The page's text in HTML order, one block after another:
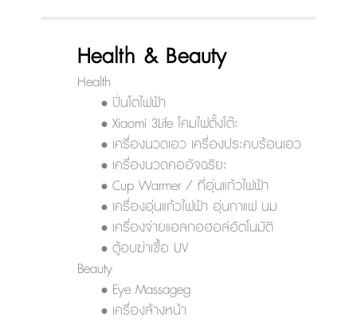
Health & Beauty
Health
• ปิ่นโตไฟฟ้า
• Xiaomi 3Life โคมไฟตั้งโต๊ะ
• เครื่องนวดเอว เครื่องประคบร้อนเอว
• เครื่องนวดคออัจฉริยะ
• Cup Warmer / ที่อุ่นแก้วไฟฟ้า
• เครื่องอุ่นแก้วไฟฟ้า อุ่นกาแฟ นม
• เครื่องจ่ายแอลกอฮอล์อัตโนมัติ
• ตู้อบฆ่าเชื้อ UV
Beauty
• Eye Massageg
• เครื่องล้างหน้า